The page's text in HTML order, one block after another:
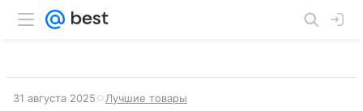
31 августа 2025 Лучшие товары